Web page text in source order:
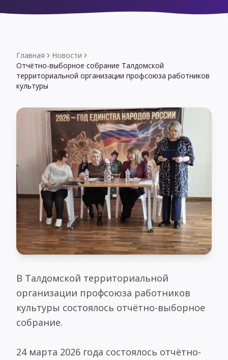
Главная
Новости
Отчётно-выборное собрание Талдомской
территориальной организации профсоюза работников
культуры
В Талдомской территориальной
организации профсоюза работников
культуры состоялось отчётно-выборное
собрание.
24 марта 2026 года состоялось отчётно-